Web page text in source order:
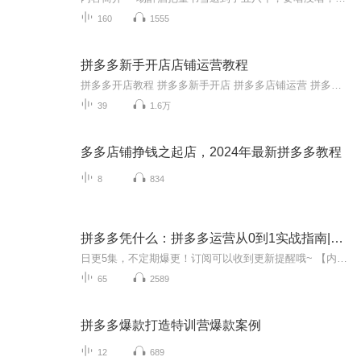
160 1555
拼多多新手开店店铺运营教程
39 1.6万
多多店铺挣钱之起店，2024年最新拼多多教程
8 834
拼多多凭什么：拼多多运营从0到1实战指南|精品|张恒 著|当代文学
65 2589
拼多多爆款打造特训营爆款案例
12 689